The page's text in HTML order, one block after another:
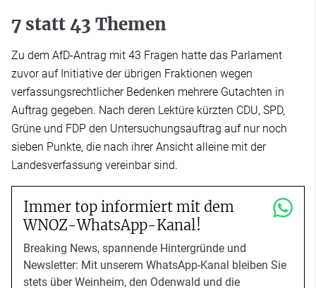
7 statt 43 Themen
Zu dem AfD-Antrag mit 43 Fragen hatte das Parlament
zuvor auf Initiative der übrigen Fraktionen wegen
verfassungsrechtlicher Bedenken mehrere Gutachten in
Auftrag gegeben. Nach deren Lektüre kürzten CDU, SPD,
Grüne und FDP den Untersuchungsauftrag auf nur noch
sieben Punkte, die nach ihrer Ansicht alleine mit der
Landesverfassung vereinbar sind.
Immer top informiert mit dem
WNOZ-WhatsApp-Kanal!
Breaking News, spannende Hintergründe und
Newsletter: Mit unserem WhatsApp-Kanal bleiben Sie
stets über Weinheim, den Odenwald und die